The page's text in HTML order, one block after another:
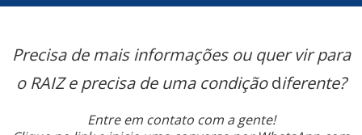
Precisa de mais informações ou quer vir para
o RAIZ e precisa de uma condiçãodiferente?
Entre em contato com a gente!